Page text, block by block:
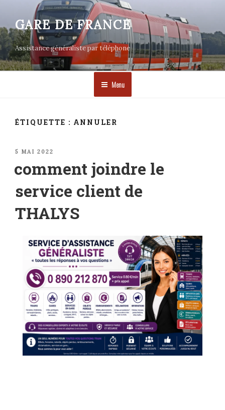
contenu
principal
GARE DE FRANCE
Assistance généraliste par téléphone
Menu
ÉTIQUETTE : ANNULER
PUBLIÉ
5 MAI 2022
comment joindre le
service client de
THALYS